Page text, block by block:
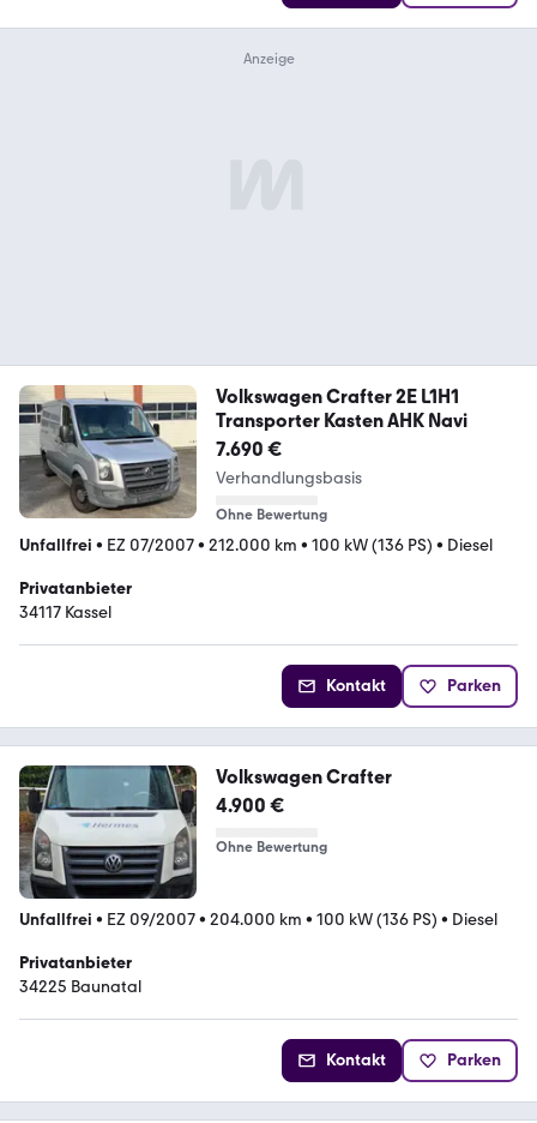
Volkswagen Crafter 2E L1H1
Transporter Kasten AHK Navi
7.690 €
Verhandlungsbasis
Ohne Bewertung
Unfallfrei • EZ 07/2007• 212.000 km • 100 kW (136 PS) • Diesel
Privatanbieter
34117 Kassel
Kontakt Parken
Volkswagen Crafter
4.900 €
Ohne Bewertung
Unfallfrei • EZ 09/2007• 204.000 km • 100 kW (136 PS) • Diesel
Privatanbieter
34225 Baunatal
Kontakt Parken